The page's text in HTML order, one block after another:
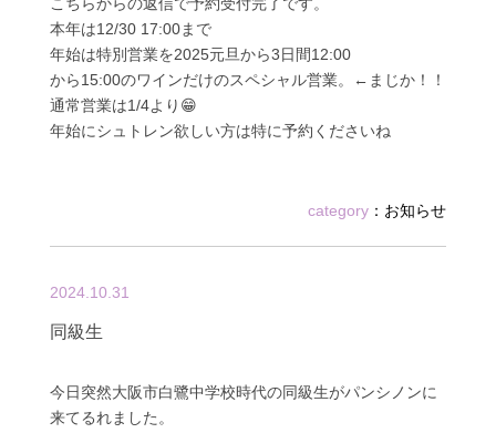
本年は12/30 17:00まで
年始は特別営業を2025元旦から3日間12:00
から15:00のワインだけのスペシャル営業。←まじか！！
通常営業は1/4より😁
年始にシュトレン欲しい方は特に予約くださいね
category ： お知らせ
2024.10.31
同級生
今日突然大阪市白鷺中学校時代の同級生がパンシノンに
来てるれました。